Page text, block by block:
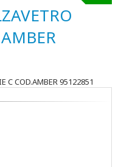
C COD.AMBER 95122851